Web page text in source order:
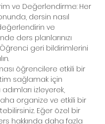
ve Değerlendirme: Her
dersin nasıl
ve
ders planlarınızı
geri bildirimlerini
öğrencilere etkili bir
sağlamak için
izleyerek,
organize ve etkili bir
Eğer özel bir
hakkında daha fazla